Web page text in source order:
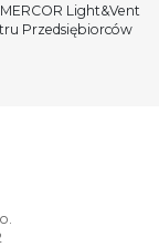
Light&Vent
Przedsiębiorców